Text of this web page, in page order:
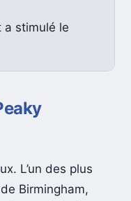
a stimulé le
L’un des plus
Birmingham,